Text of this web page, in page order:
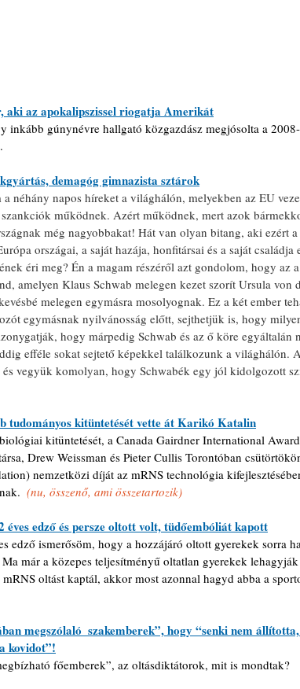
aki az apokalipszissel riogatja Amerikát
inkább gúnynévre hallgató közgazdász megjósolta a
demagóg gimnazista sztárok
néhány napos híreket a világhálón, melyekben az EU
működnek. Azért működnek, mert azok
még nagyobbakat! Hát van olyan bitang, aki ezért
országai, a saját hazája, honfitársai és a saját
éri meg? Én a magam részéről azt gondolom, hogy az
amelyen Klaus Schwab melegen kezet szorít Ursula von
melegen egymásra mosolyognak. Ez a két ember
egymásnak nyilvánosság előtt, sejthetjük is, hogy
hogy márpedig Schwab és az ő köre egyáltalán
efféle sokat sejtető képekkel találkozunk a világhálón.
vegyük komolyan, hogy Schwabék egy jól kidolgozott
tudományos kitüntetését vette át Karikó Katalin
kitüntetését, a Canada Gairdner International
Drew Weissman és Pieter Cullis Torontóban
nemzetközi díját az mRNS technológia
(nu, összenő, ami összetartozik)
éves edző és persze oltott volt, tüdőembóliát kapott
edző ismerősöm, hogy a hozzájáró oltott gyerekek sorra
már a közepes teljesítményű oltatlan gyerekek
oltást kaptál, akkor most azonnal hagyd abba a
megszólaló  szakemberek”, hogy “senki nem
kovidot”!
főemberek”, az oltásdiktátorok, mit is mondtak?